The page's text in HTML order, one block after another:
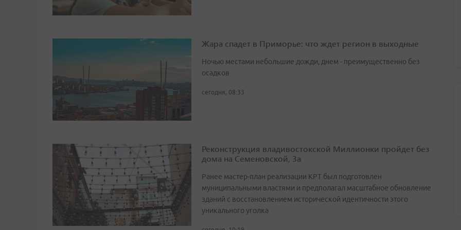
Жара спадет в Приморье: что ждет регион в выходные
Ночью местами небольшие дожди, днем - преимущественно без
осадков
сегодня, 08:33
Реконструкция владивостокской Миллионки пройдет без
дома на Семеновской, 3а
Ранее мастер-план реализации КРТ был подготовлен
муниципальными властями и предполагал масштабное обновление
зданий с восстановлением исторической идентичности этого
уникального уголка